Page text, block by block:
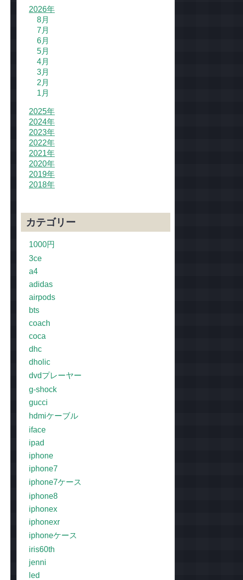
2026年
8月
7月
6月
5月
4月
3月
2月
1月
2025年
2024年
2023年
2022年
2021年
2020年
2019年
2018年
カテゴリー
1000円
3ce
a4
adidas
airpods
bts
coach
coca
dhc
dholic
dvdプレーヤー
g-shock
gucci
hdmiケーブル
iface
ipad
iphone
iphone7
iphone7ケース
iphone8
iphonex
iphonexr
iphoneケース
iris60th
jenni
led